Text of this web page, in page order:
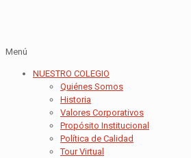
Menú
NUESTRO COLEGIO
Quiénes Somos
Historia
Valores Corporativos
Propósito Institucional
Política de Calidad
Tour Virtual